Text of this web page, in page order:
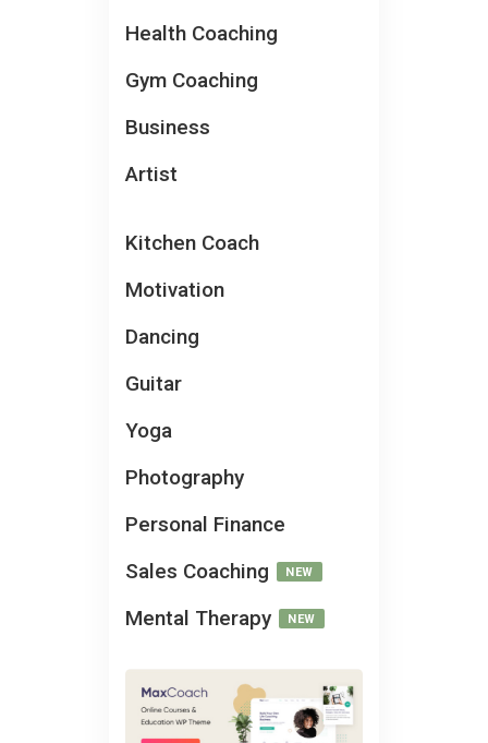
Health Coaching
Gym Coaching
Business
Artist
Kitchen Coach
Motivation
Dancing
Guitar
Yoga
Photography
Personal Finance
Sales Coaching
NEW
Mental Therapy NEW